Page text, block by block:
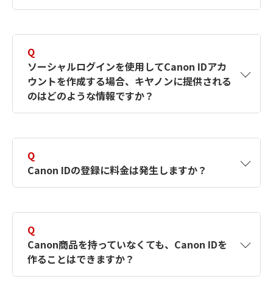
す。詳しい作成方法は【カメラ】Canon IDとは
何ですか？Canon IDの作成方法は？をご確認く
ださい。
Q
ソーシャルログインを使用してCanon IDアカ
ウントを作成する場合、キヤノンに提供される
のはどのような情報ですか？
択したサービスから取得します。アカウントを
簡単に作成できるように、この情報を使用して
Canon IDの登録フォームを入力します。
Q
Canon IDの登録に料金は発生しますか？
Q
Canon商品を持っていなくても、Canon IDを
作ることはできますか？